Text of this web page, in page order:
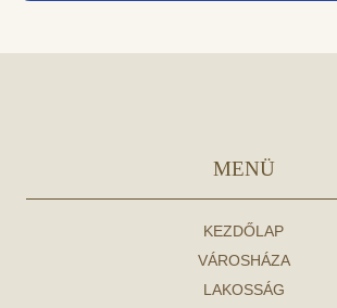
MENÜ
KEZDŐLAP
VÁROSHÁZA
LAKOSSÁG